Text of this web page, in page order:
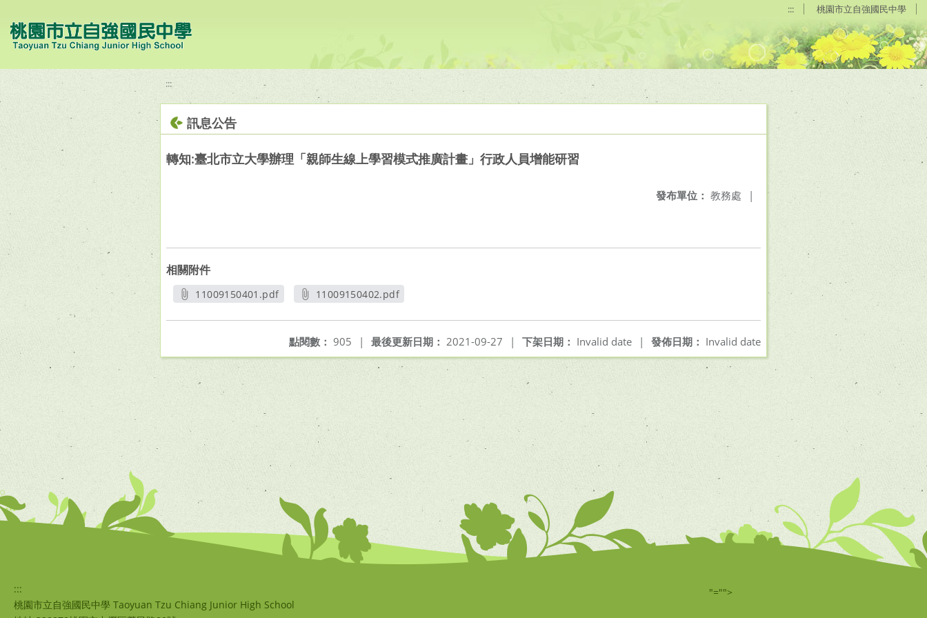
::: 桃園市立自強國民中學
:::
訊息公告
轉知:臺北市立大學辦理「親師生線上學習模式推廣計畫」行政人員增能研習
發布單位： 教務處 |
相關附件
11009150401.pdf
11009150402.pdf
發佈日期： Invalid date
下架日期： Invalid date |
最後更新日期： 2021-09-27 |
點閱數： 905 |
:::
桃園市立自強國民中學 Taoyuan Tzu Chiang Junior High School
"="">